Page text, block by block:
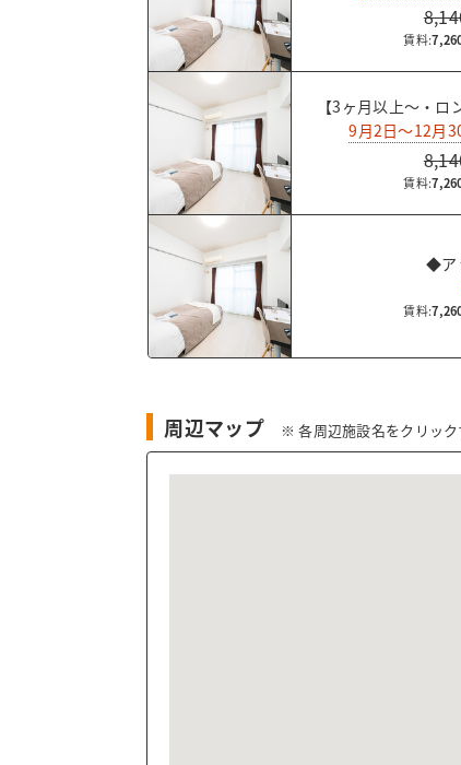
賃料:
【3ヶ月以上～・
9月2日～12月
賃料:
◆ア
賃料:
周辺マップ ※ 各周辺施設名をクリッ